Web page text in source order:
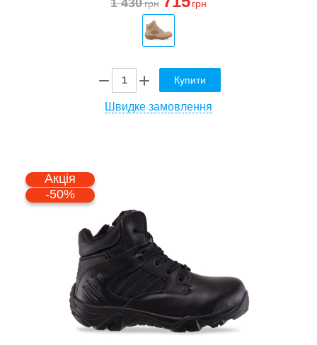
грн грн
Купити
Швидке замовлення
Акція
-50%